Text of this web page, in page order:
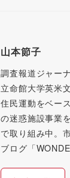
山本節子
調査報道ジャー
立命館大学英米
住民運動をベー
の迷惑施設事業
で取り組み中。
ブログ「